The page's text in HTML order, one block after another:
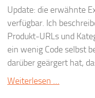
Update: die erwähnte
verfügbar. Ich
Produkt-URLs und
ein wenig Code selbst
darüber geärgert hat,
Weiterlesen …